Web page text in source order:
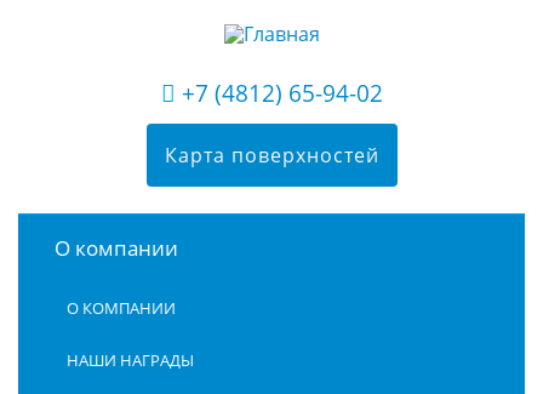
+7 (4812) 65-94-02
Карта поверхностей
О компании
О КОМПАНИИ
НАШИ НАГРАДЫ